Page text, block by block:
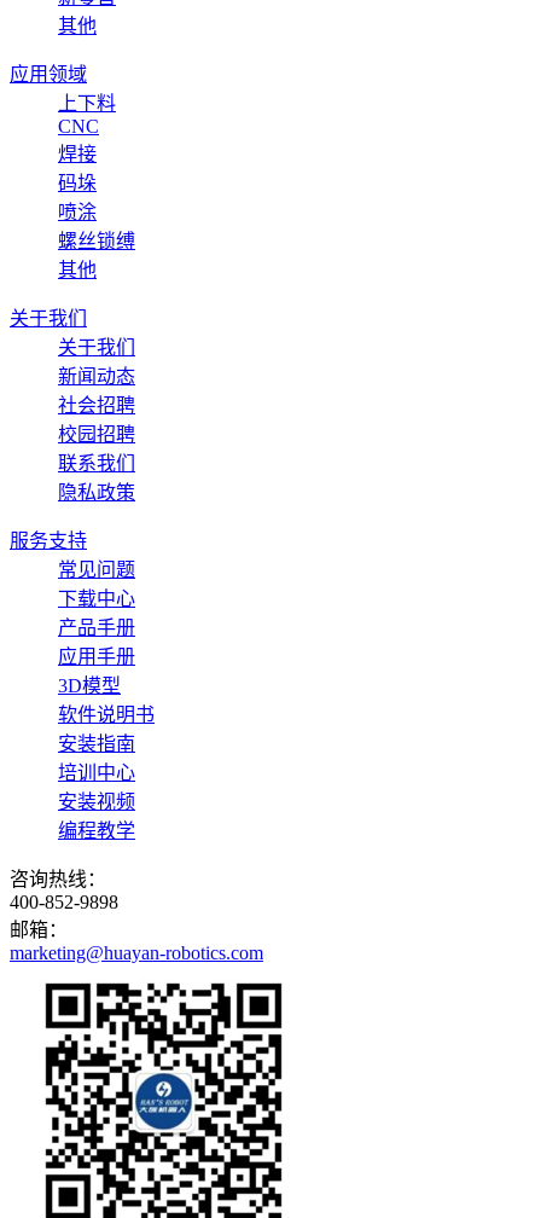
其他
应用领域
上下料
CNC
焊接
码垛
喷涂
螺丝锁缚
其他
关于我们
关于我们
新闻动态
社会招聘
校园招聘
联系我们
隐私政策
服务支持
常见问题
下载中心
产品手册
应用手册
3D模型
软件说明书
安装指南
培训中心
安装视频
编程教学
咨询热线：
400-852-9898
邮箱：
marketing@huayan-robotics.com